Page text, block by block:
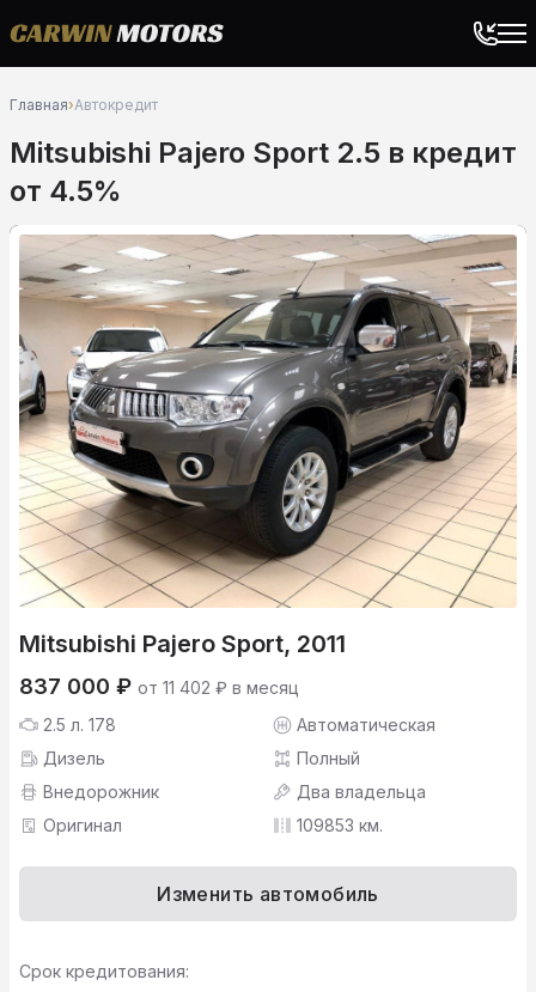
Главная›Автокредит
Mitsubishi Pajero Sport 2.5 в кредит
от 4.5%
Mitsubishi Pajero Sport, 2011
837 000 ₽ от 11 402 ₽ в месяц
2.5 л. 178
Автоматическая
Дизель
Полный
Внедорожник
Два владельца
Оригинал
109853 км.
Изменить автомобиль
Срок кредитования: